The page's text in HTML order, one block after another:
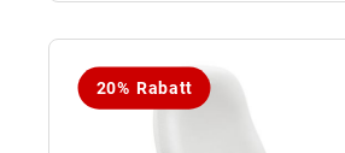
20% Rabatt